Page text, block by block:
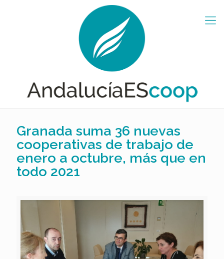
Granada suma 36 nuevas
cooperativas de trabajo de
enero a octubre, más que en
todo 2021